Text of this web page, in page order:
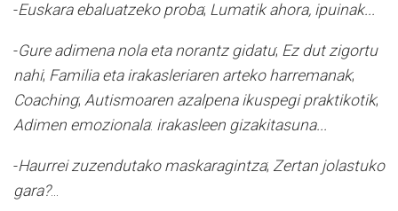
-Euskara ebaluatzeko proba; Lumatik ahora, ipuinak...
-Gure adimena nola eta norantz gidatu; Ez dut zigortu
nahi; Familia eta irakasleriaren arteko harremanak;
Coaching; Autismoaren azalpena ikuspegi praktikotik;
Adimen emozionala: irakasleen gizakitasuna...
-Haurrei zuzendutako maskaragintza; Zertan jolastuko
gara?...